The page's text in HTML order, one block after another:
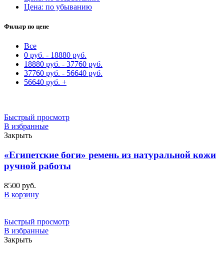
Цена: по убыванию
Фильтр по цене
Все
0 руб. - 18880 руб.
18880 руб. - 37760 руб.
37760 руб. - 56640 руб.
56640 руб. +
Быстрый просмотр
В избранные
Закрыть
«Египетские боги» ремень из натуральной кожи
ручной работы
8500 руб.
В корзину
Быстрый просмотр
В избранные
Закрыть